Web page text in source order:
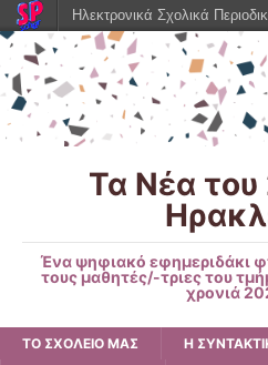
Τα Νέα του
Ένα ψηφιακό εφημεριδάκι
τους μαθητές/-τριες του
χρονιά
ΤΟ ΣΧΟΛΕΙΟ ΜΑΣ
Η
Ηλεκτρονικά Σχολικά